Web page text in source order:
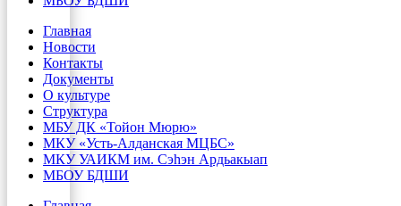
Главная
Новости
Контакты
Документы
О культуре
Структура
МБУ ДК «Тойон Мюрю»
МКУ «Усть-Алданская МЦБС»
МКУ УАИКМ им. Сэһэн Ардьакыап
МБОУ БДШИ